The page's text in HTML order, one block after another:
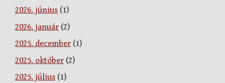
2026. június (1)
2026. január(2)
2025. december(1)
2025. október(2)
2025. július (1)